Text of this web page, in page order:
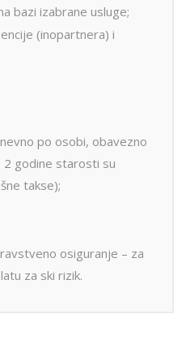
bazi izabrane usluge;
(inopartnera) i
po osobi, obavezno
2 godine starosti su
takse);
osiguranje – za
za ski rizik.